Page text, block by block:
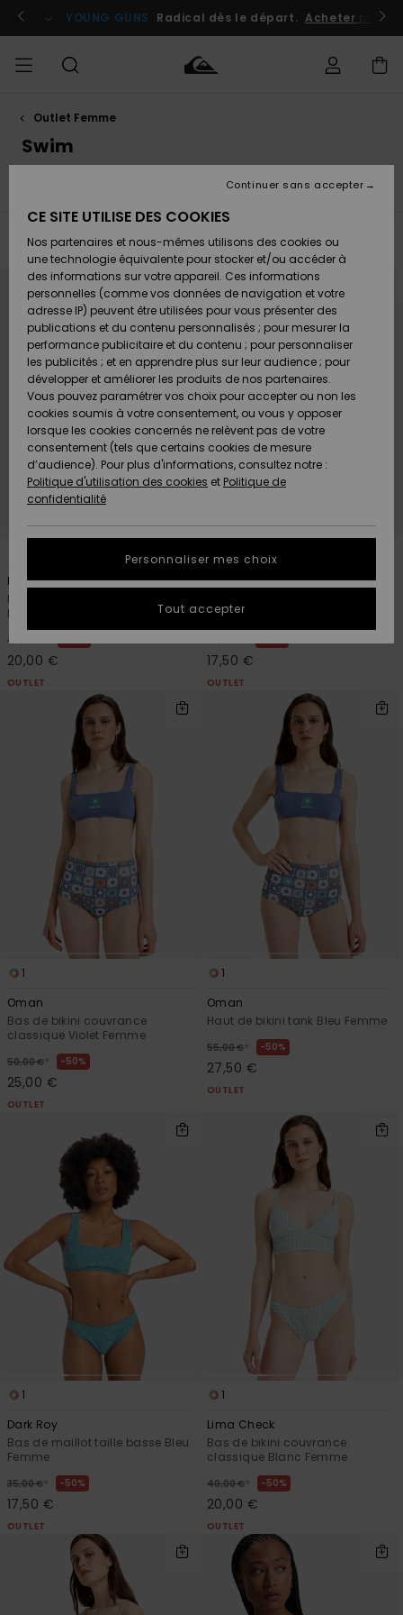
de
grille
des
produits
Se connecter / s'inscrire
YOUNG GUNS Radical dès le départ. Acheter
HOMME
Chaussures
& Tongs
Surf
Snow
Nouveautés
A
Découvrir
Chaussures
& Tongs
Surf
Snow
Nouveautés
A
Découvrir
FEMME
A
Découvrir
Snow
SURF
Surf
Shop
Enfant
Highlights
Communauté
SNOW
Snow
Shop
Enfant
Snow
Shop
Femme
A
Découvrir
Communauté
OUTLET
Enfant
Outlet
Femme
AIDE &
CONTACT
Retours
Paiement
Carte
Cadeau
Quiksilver
Freedom
Protection
des
tailles
réponse la
plus rapide
Démarrer
une
conversation
Trouvez
des
réponses
aux
questions
les plus
fréquentes
et notre
formulaire
Consulter
la FAQ
MAGASINS
QUIKSILVER
Outlet Femme
Swim
Accessoires
Filtrer & Trier 11Resultats
Passer
critères
filtrage
recherche
Lima
Haut de bikini tank Violet
Femme
40,00 €*
20,00 €
OUTLET
Lima
classique Vert Femme
35,00 €*
17,50 €
OUTLET
1
Oman
Bas de bikini couvrance
classique Violet Femme
50,00 € * 50%
25,00 €
OUTLET
1
Oman
Haut de bikini tank Bleu Femme
55,00 € * 50%
27,50 €
OUTLET
1
Dark Roy
Bas de maillot taille basse Bleu
Femme
35,00 € * 50%
17,50 €
OUTLET
1
Lima Check
Bas de bikini couvrance
classique Blanc Femme
40,00 € * 50%
20,00 €
OUTLET
CE SITE UTILISE DES COOKIES
Nos partenaires et nous-mêmes utilisons des cookies ou
une technologie équivalente pour stocker et/ou accéder à
des informations sur votre appareil. Ces informations
personnelles (comme vos données de navigation et votre
adresse IP) peuvent être utilisées pour vous présenter des
publications et du contenu personnalisés ; pour mesurer la
performance publicitaire et du contenu ; pour personnaliser
les publicités ; et en apprendre plus sur leur audience ; pour
développer et améliorer les produits de nos partenaires.
Vous pouvez paramétrer vos choix pour accepter ou non les
cookies soumis à votre consentement, ou vous y opposer
lorsque les cookies concernés ne relèvent pas de votre
consentement (tels que certains cookies de mesure
d’audience). Pour plus d'informations, consultez notre :
Politique d'utilisation des cookies et Politique de
confidentialité
Personnaliser mes choix
Continuer sans accepter
Tout accepter